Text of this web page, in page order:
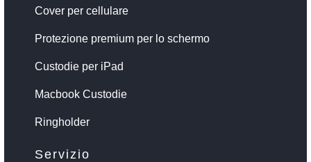
Cover per cellulare
Protezione premium per lo schermo
Custodie per iPad
Macbook Custodie
Ringholder
Servizio